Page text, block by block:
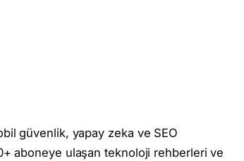
güvenlik, yapay zeka ve SEO
aboneye ulaşan teknoloji rehberleri ve